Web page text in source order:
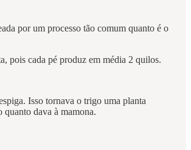
por um processo tão comum quanto é o
pois cada pé produz em média 2 quilos.
Isso tornava o trigo uma planta
dava à mamona.